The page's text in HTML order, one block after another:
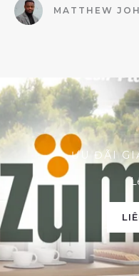
MATTHEW
ƯU ĐÃI